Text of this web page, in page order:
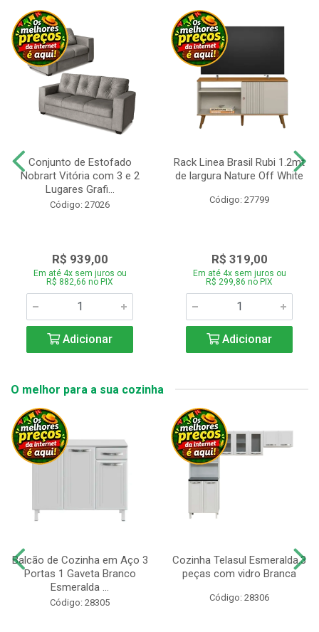
Conjunto de Estofado
Nobrart Vitória com 3 e 2
Lugares Grafi...
Código: 27026
R$ 939,00
Em até 4x sem juros ou
R$ 882,66 no PIX
Adicionar
Rack Linea Brasil Rubi 1.2mt
de largura Nature Off White
Código: 27799
R$ 319,00
Em até 4x sem juros ou
R$ 299,86 no PIX
Adicionar
O melhor para a sua cozinha
Balcão de Cozinha em Aço 3
Portas 1 Gaveta Branco
Esmeralda ...
Código: 28305
Cozinha Telasul Esmeralda.3
peças com vidro Branca
Código: 28306